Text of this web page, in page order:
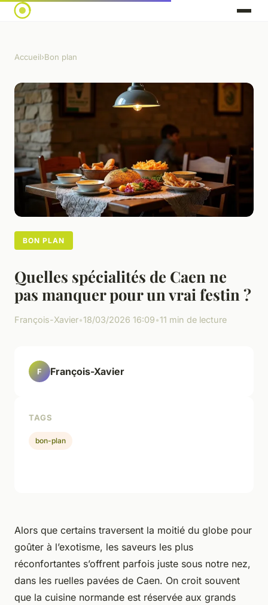
Accueil›Bon plan
BON PLAN
Quelles spécialités de Caen ne
pas manquer pour un vrai festin ?
François-Xavier•18/03/2026 16:09•11 min de lecture
Alors que certains traversent la moitié du globe pour
goûter à l’exotisme, les saveurs les plus
réconfortantes s’offrent parfois juste sous notre nez,
dans les ruelles pavées de Caen. On croit souvent
que la cuisine normande est réservée aux grands
F François-Xavier
TAGS
bon-plan